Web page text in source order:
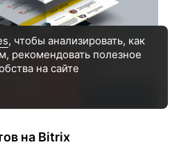
на Bitrix
, чтобы анализировать, как
рекомендовать полезное
на сайте